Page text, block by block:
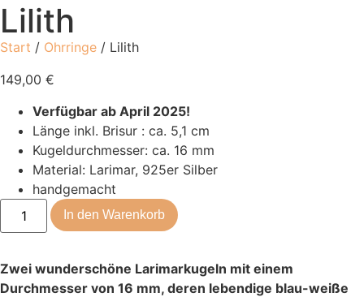
Lilith
Start / Ohrringe / Lilith
149,00 €
Verfügbar ab April 2025!
Länge inkl. Brisur : ca. 5,1 cm
Kugeldurchmesser: ca. 16 mm
Material: Larimar, 925er Silber
handgemacht
In den Warenkorb
Zwei wunderschöne Larimarkugeln mit einem
Durchmesser von 16 mm, deren lebendige blau-weiße